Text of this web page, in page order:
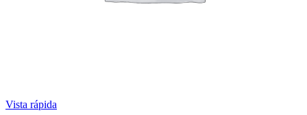
Vista rápida